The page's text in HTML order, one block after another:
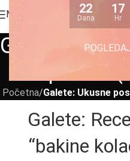
22
Dana
17
Hr
MENI
Galete:
aparata
Početna/Galete: Ukusne
Galete:
“bakine